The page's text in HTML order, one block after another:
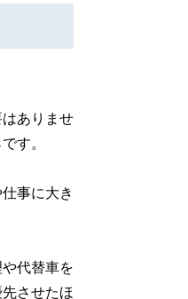
ありませ
す。
事に大き
代替車を
させたほ